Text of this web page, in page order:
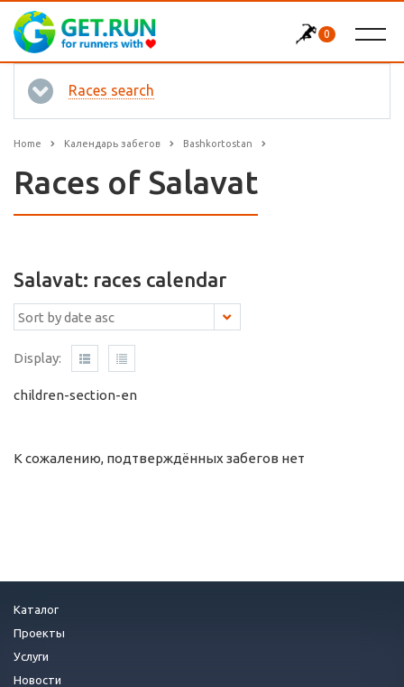
0
Races search
Home Календарь забегов Bashkortostan
Races of Salavat
Salavat: races calendar
Display:
children-section-en
К сожалению, подтверждённых забегов нет
Каталог
Проекты
Услуги
Новости